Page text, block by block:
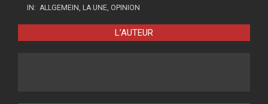
IN: ALLGEMEIN, LA UNE, OPINION
L’AUTEUR